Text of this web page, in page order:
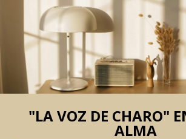
"LA VOZ DE CHARO"
ALMA